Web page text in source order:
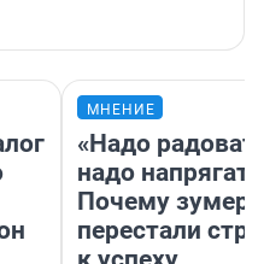
МНЕНИЕ
«Надо
надо
Почему
перестали